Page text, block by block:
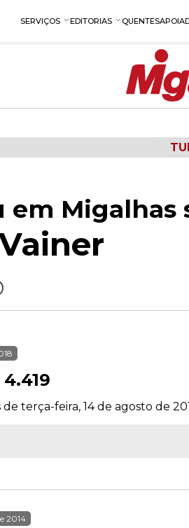
SERVIÇOS EDITORIAS QUENTES
em Migalhas
4.419
terça-feira, 14 de agosto de
2014